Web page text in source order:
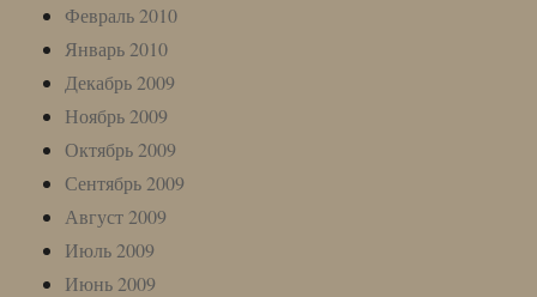
Февраль 2010
Январь 2010
Декабрь 2009
Ноябрь 2009
Октябрь 2009
Сентябрь 2009
Август 2009
Июль 2009
Июнь 2009